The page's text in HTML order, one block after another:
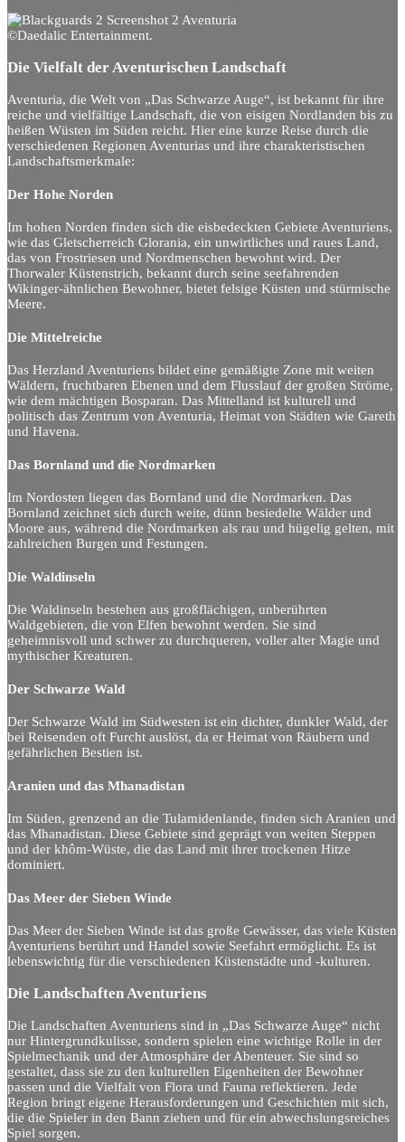
©Daedalic Entertainment.
Die Vielfalt der Aventurischen Landschaft
Aventuria, die Welt von „Das Schwarze Auge“, ist bekannt für ihre
reiche und vielfältige Landschaft, die von eisigen Nordlanden bis zu
heißen Wüsten im Süden reicht. Hier eine kurze Reise durch die
verschiedenen Regionen Aventurias und ihre charakteristischen
Landschaftsmerkmale:
Der Hohe Norden
Im hohen Norden finden sich die eisbedeckten Gebiete Aventuriens,
wie das Gletscherreich Glorania, ein unwirtliches und raues Land,
das von Frostriesen und Nordmenschen bewohnt wird. Der
Thorwaler Küstenstrich, bekannt durch seine seefahrenden
Wikinger-ähnlichen Bewohner, bietet felsige Küsten und stürmische
Meere.
Die Mittelreiche
Das Herzland Aventuriens bildet eine gemäßigte Zone mit weiten
Wäldern, fruchtbaren Ebenen und dem Flusslauf der großen Ströme,
wie dem mächtigen Bosparan. Das Mittelland ist kulturell und
politisch das Zentrum von Aventuria, Heimat von Städten wie Gareth
und Havena.
Das Bornland und die Nordmarken
Im Nordosten liegen das Bornland und die Nordmarken. Das
Bornland zeichnet sich durch weite, dünn besiedelte Wälder und
Moore aus, während die Nordmarken als rau und hügelig gelten, mit
zahlreichen Burgen und Festungen.
Die Waldinseln
Die Waldinseln bestehen aus großflächigen, unberührten
Waldgebieten, die von Elfen bewohnt werden. Sie sind
geheimnisvoll und schwer zu durchqueren, voller alter Magie und
mythischer Kreaturen.
Der Schwarze Wald
Der Schwarze Wald im Südwesten ist ein dichter, dunkler Wald, der
bei Reisenden oft Furcht auslöst, da er Heimat von Räubern und
gefährlichen Bestien ist.
Aranien und das Mhanadistan
Im Süden, grenzend an die Tulamidenlande, finden sich Aranien und
das Mhanadistan. Diese Gebiete sind geprägt von weiten Steppen
und der khôm-Wüste, die das Land mit ihrer trockenen Hitze
dominiert.
Das Meer der Sieben Winde
Das Meer der Sieben Winde ist das große Gewässer, das viele Küsten
Aventuriens berührt und Handel sowie Seefahrt ermöglicht. Es ist
lebenswichtig für die verschiedenen Küstenstädte und -kulturen.
Die Landschaften Aventuriens
Die Landschaften Aventuriens sind in „Das Schwarze Auge“ nicht
nur Hintergrundkulisse, sondern spielen eine wichtige Rolle in der
Spielmechanik und der Atmosphäre der Abenteuer. Sie sind so
gestaltet, dass sie zu den kulturellen Eigenheiten der Bewohner
passen und die Vielfalt von Flora und Fauna reflektieren. Jede
Region bringt eigene Herausforderungen und Geschichten mit sich,
die die Spieler in den Bann ziehen und für ein abwechslungsreiches
Spiel sorgen.